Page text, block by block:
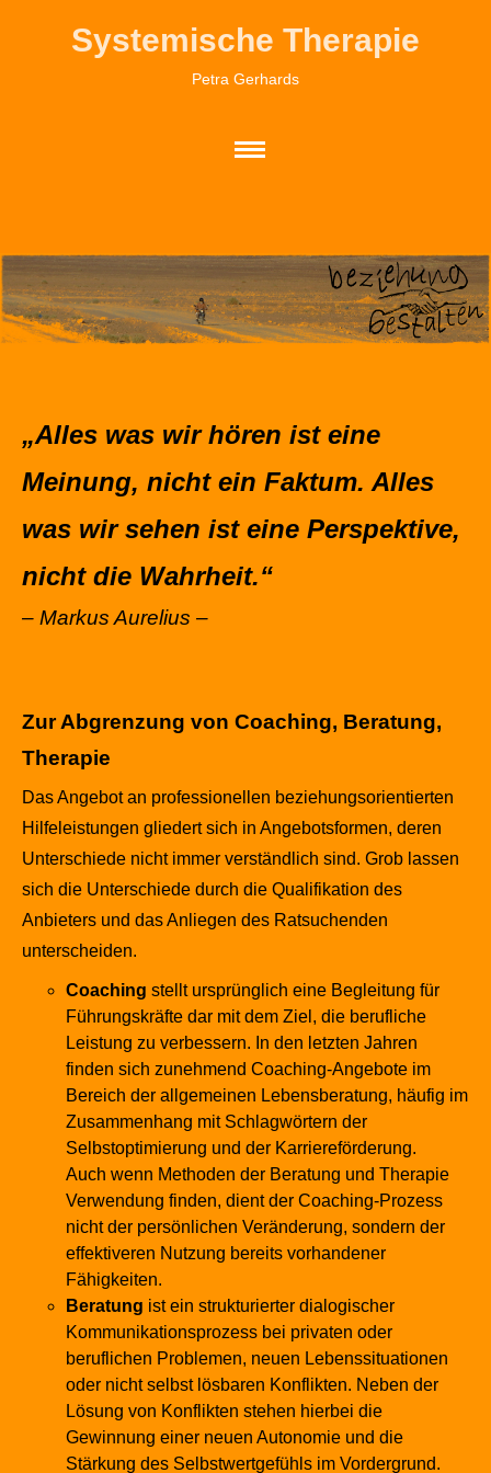
Systemische Therapie
Petra Gerhards
„Alles was wir hören ist eine
Meinung, nicht ein Faktum. Alles
was wir sehen ist eine Perspektive,
nicht die Wahrheit.“
– Markus Aurelius –
Zur Abgrenzung von Coaching, Beratung,
Therapie
Das Angebot an professionellen beziehungsorientierten
Hilfeleistungen gliedert sich in Angebotsformen, deren
Unterschiede nicht immer verständlich sind. Grob lassen
sich die Unterschiede durch die Qualifikation des
Anbieters und das Anliegen des Ratsuchenden
unterscheiden.
Coaching stellt ursprünglich eine Begleitung für
Führungskräfte dar mit dem Ziel, die berufliche
Leistung zu verbessern. In den letzten Jahren
finden sich zunehmend Coaching-Angebote im
Bereich der allgemeinen Lebensberatung, häufig im
Zusammenhang mit Schlagwörtern der
Selbstoptimierung und der Karriereförderung.
Auch wenn Methoden der Beratung und Therapie
Verwendung finden, dient der Coaching-Prozess
nicht der persönlichen Veränderung, sondern der
effektiveren Nutzung bereits vorhandener
Fähigkeiten.
Beratung ist ein strukturierter dialogischer
Kommunikationsprozess bei privaten oder
beruflichen Problemen, neuen Lebenssituationen
oder nicht selbst lösbaren Konflikten. Neben der
Lösung von Konflikten stehen hierbei die
Gewinnung einer neuen Autonomie und die
Stärkung des Selbstwertgefühls im Vordergrund.